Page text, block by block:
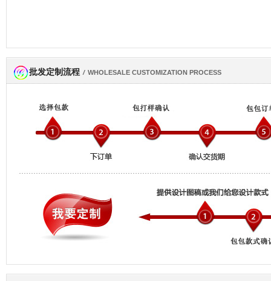
网商会会员
市商会会员单位
批发定制流程 / WHOLESALE CUSTOMIZATION PROCESS